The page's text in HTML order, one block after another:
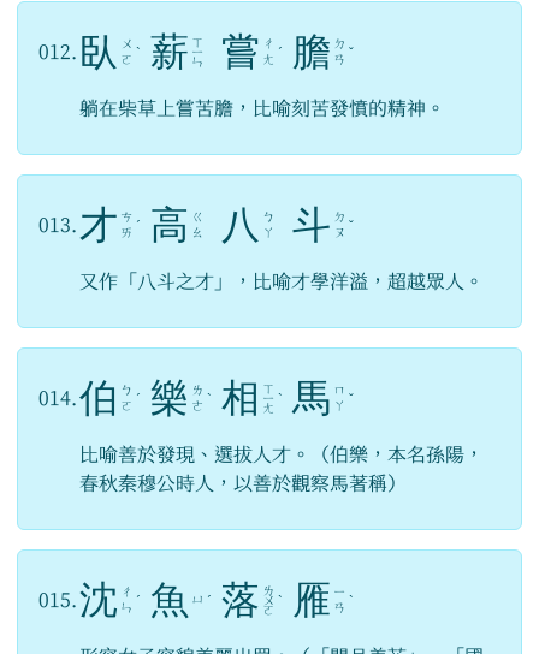
012. 臥
ㄨ
ㄛ ˋ 薪 ㄒ
ㄧ
ㄣ 嘗 ㄔ
ㄤ ˊ 膽 ㄉ
ㄢ ˇ
躺在柴草上嘗苦膽，比喻刻苦發憤的精神。
013. 才 ㄘ
ㄞ ˊ 高 ㄍ
ㄠ
八
ㄅ
ㄚ
斗 ㄉ
ㄡ ˇ
又作「八斗之才」，比喻才學洋溢，超越眾人。
014. 伯 ㄅ
ㄛ ˊ 樂 ㄌ
ㄜ ˋ 相 ㄒ
ㄧ
ㄤ
ˋ 馬 ㄇ
ㄚ ˇ
比喻善於發現、選拔人才。（伯樂，本名孫陽，
春秋秦穆公時人，以善於觀察馬著稱）
015. 沈 ㄔ
ㄣ ˊ 魚 ㄩ ˊ 落 ㄌ
ㄨ
ㄛ
ˋ 雁 ㄧ
ㄢ ˋ